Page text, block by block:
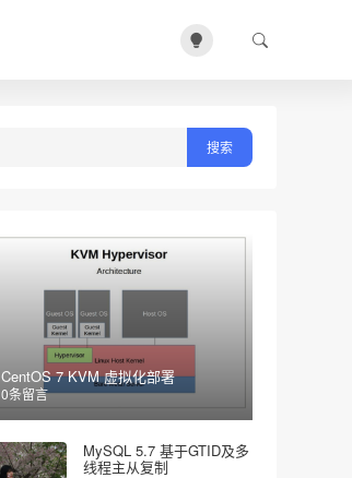
CentOS 7 KVM 虚拟化部署
0条留言
MySQL 5.7 基于GTID及多
线程主从复制